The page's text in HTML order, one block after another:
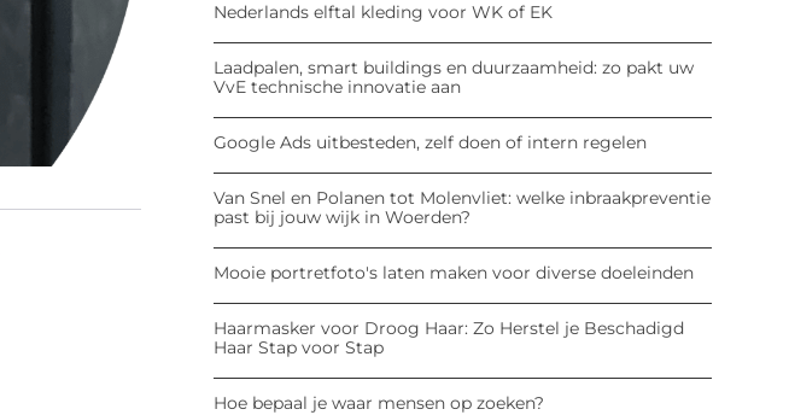
Nederlands elftal kleding voor WK of EK
Laadpalen, smart buildings en duurzaamheid: zo pakt uw
VvE technische innovatie aan
Google Ads uitbesteden, zelf doen of intern regelen
Van Snel en Polanen tot Molenvliet: welke inbraakpreventie
past bij jouw wijk in Woerden?
Mooie portretfoto's laten maken voor diverse doeleinden
Haarmasker voor Droog Haar: Zo Herstel je Beschadigd
Haar Stap voor Stap
Hoe bepaal je waar mensen op zoeken?